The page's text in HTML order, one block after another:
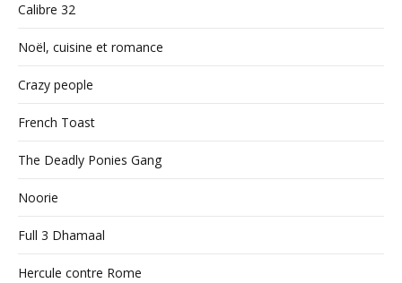
Calibre 32
Noël, cuisine et romance
Crazy people
French Toast
The Deadly Ponies Gang
Noorie
Full 3 Dhamaal
Hercule contre Rome